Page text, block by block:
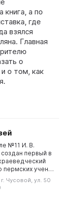
книга, а по
где
взялся
Главная
о
о том, как
№11 И. В.
первый в
ученых
со
Чусовой, ул. 50